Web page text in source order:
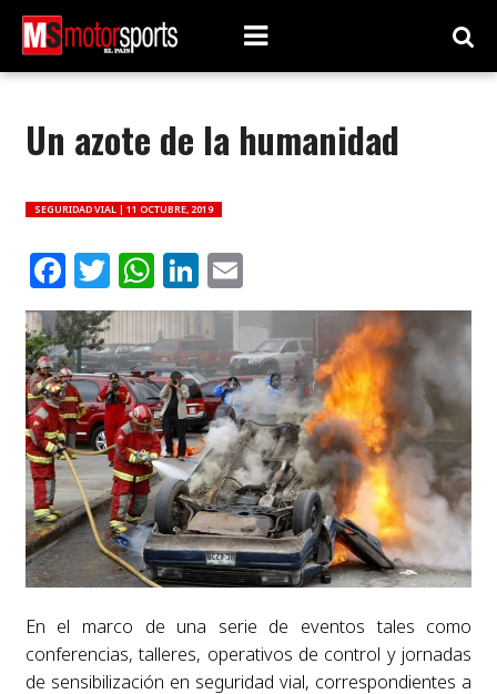
Un azote de la humanidad
SEGURIDAD VIAL | 11 OCTUBRE, 2019
Facebook
Twitter
WhatsApp
LinkedIn
Email
En el marco de una serie de eventos tales como
conferencias, talleres, operativos de control y jornadas
de sensibilización en seguridad vial, correspondientes a